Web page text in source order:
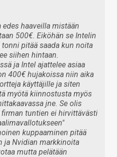
haaveilla mistään
500€. Eiköhän se Intelin
pitää saada kun noita
siihen hintaan.
ja Intel ajattelee asiaa
400€ hujakoissa niin aika
käyttäjille ja siten
myötä kiinnostusta myös
jne. Se olis
tuntien ei hirvittävästi
kuppaaminen pitää
ja Nvidian markkinoita
mutta pelätään